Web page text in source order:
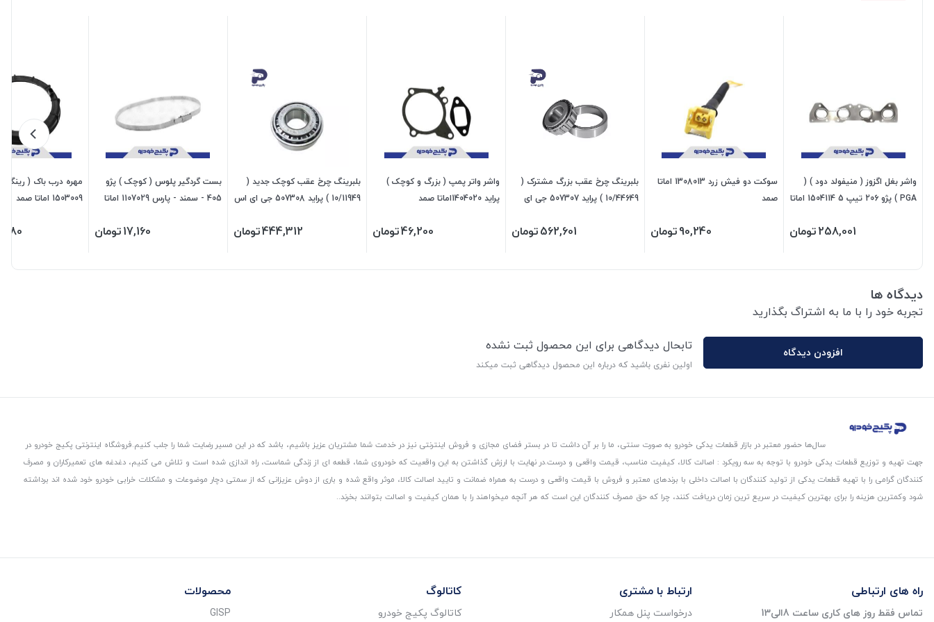
واشر بغل اگزوز ( منیفولد دود ) (
PGA ) پژو 206 تیپ 5 1504114 اماتا
258,001تومان
سوکت دو فیش زرد 1308013 اماتا
صمد
90,240تومان
بلبرینگ چرخ عقب بزرگ مشترک (
10/44649 ) پراید 507307 جی ای
562,601تومان
واشر واتر پمپ ( بزرگ و کوچک )
پراید 1404020اماتا صمد
46,200تومان
بلبرینگ چرخ عقب کوچک جدید (
10/11949 ) پراید 507308 جی ای اس
444,312تومان
بست گردگیر پلوس ( کوچک ) پژو
405 - سمند - پارس 1107029 اماتا
17,160تومان
1503009 اماتا صمد
دیدگاه ها
تجربه خود را با ما به اشتراگ بگذارید
افزودن دیدگاه تابحال دیدگاهی برای این محصول ثبت نشده
اولین نفری باشید که درباره این محصول دیدگاهی ثبت میکند
سال‌ها حضور معتبر در بازار قطعات یدکی خودرو به صورت سنتی، ما را بر آن داشت تا در بستر فضای مجازی و فروش اینترنتی نیز در خدمت شما مشتریان عزیز باشیم، باشد که در این مسیر رضایت شما را جلب کنیم.فروشگاه اینترنتی پکیج خودرو در
جهت تهیه و توزیع قطعات یدکی خودرو با توجه به سه رویکرد : اصالت کالا، کیفیت مناسب، قیمت واقعی و درست.در نهایت با ارزش گذاشتن به این واقعیت که خودروی شما، قطعه ای از زندگی شماست، راه اندازی شده است و تلاش می کنیم، دغدغه های تعمیرکاران و مصرف
کنندگان گرامی را با تهیه قطعات یدکی از تولید کنندگان با اصالت داخلی با برندهای معتبر و فروش با قیمت واقعی و درست به همراه ضمانت و تایید اصالت کالا، موثر واقع شده و باری از دوش عزیزانی که از سمتی دچار موضوعات و مشکلات خرابی خودرو خود شده اند برداشته
شود و‌کمترین هزینه را برای بهترین کیفیت در سریع ترین زمان دریافت کنند، چرا که حق مصرف کنندگان این است که هر آنچه میخواهند را با همان کیفیت و اصالت بتوانند بخرند..
راه های ارتباطی
تماس فقط روز های کاری ساعت 8الی13
ارتباط با مشتری
درخواست پنل همکار
کاتالوگ
کاتالوگ پکیج خودرو
محصولات
GISP